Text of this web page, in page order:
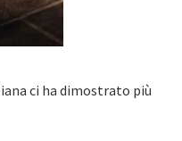
ci ha dimostrato più